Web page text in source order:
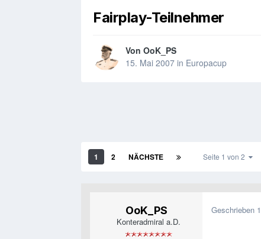
Fairplay-Teilnehmer
Von OoK_PS
15. Mai 2007 in Europacup
1 2 NÄCHSTE Seite 1 von 2
OoK_PS
Konteradmiral a.D.
Geschrieben